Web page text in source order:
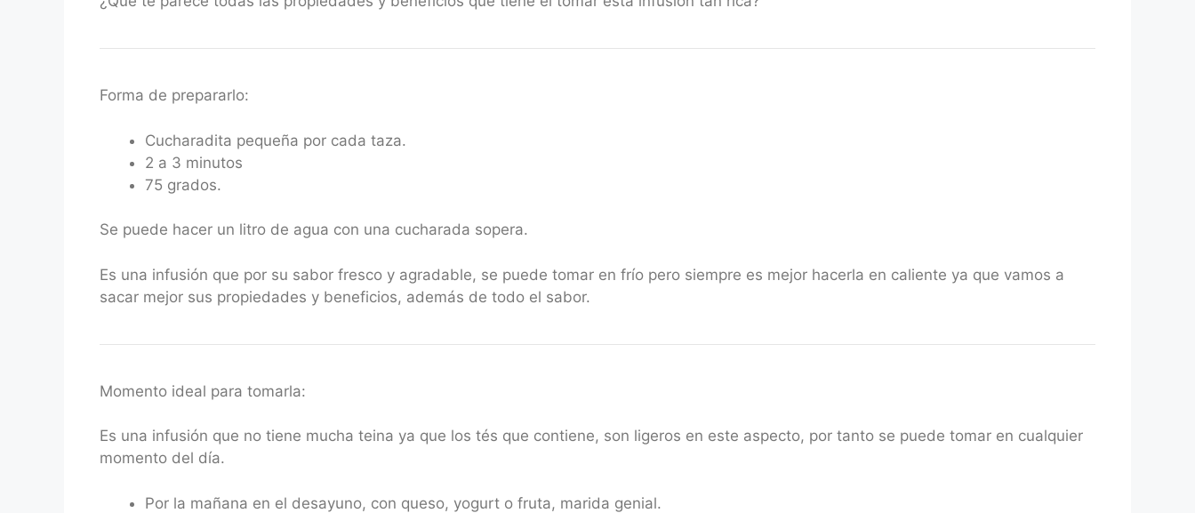
Forma de prepararlo:
Cucharadita pequeña por cada taza.
2 a 3 minutos
75 grados.
Se puede hacer un litro de agua con una cucharada sopera.
Es una infusión que por su sabor fresco y agradable, se puede tomar en frío pero siempre es mejor hacerla en caliente ya que vamos a
sacar mejor sus propiedades y beneficios, además de todo el sabor.
Momento ideal para tomarla:
Es una infusión que no tiene mucha teina ya que los tés que contiene, son ligeros en este aspecto, por tanto se puede tomar en cualquier
momento del día.
Por la mañana en el desayuno, con queso, yogurt o fruta, marida genial.